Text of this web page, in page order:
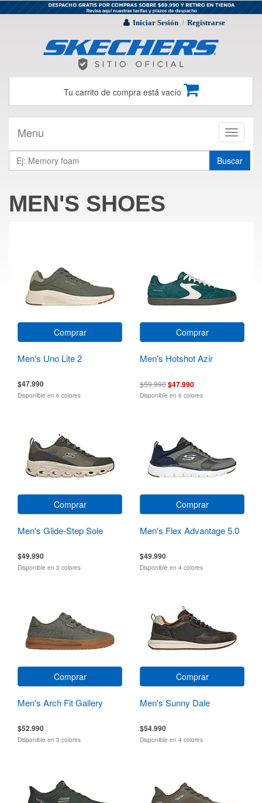
Iniciar Sesión / Registrarse
Tu carrito de compra está vacío
Toggle
Menu
Buscar
MEN'S SHOES
Comprar
Men's Uno Lite 2
$47.990
Disponible en 6 colores
Comprar
Men's Hotshot Azir
$59.990$47.990
Disponible en 6 colores
Comprar
Men's Glide-Step Sole
$49.990
Disponible en 3 colores
Comprar
Men's Flex Advantage 5.0
$49.990
Disponible en 4 colores
Comprar
Men's Arch Fit Gallery
$52.990
Disponible en 3 colores
Comprar
Men's Sunny Dale
$54.990
Disponible en 4 colores